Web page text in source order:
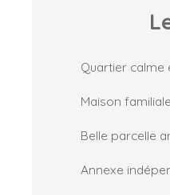
Quartier
Maison
Belle parcelle
Annexe